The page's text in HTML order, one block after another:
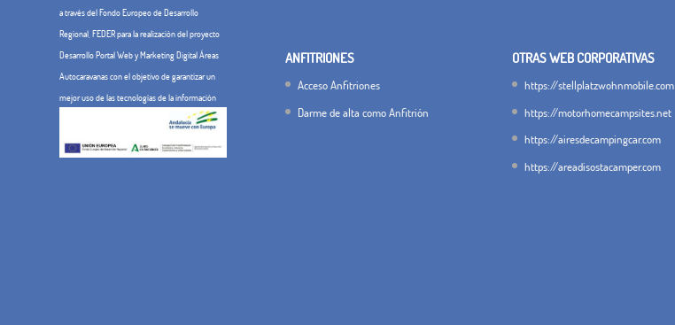
a través del Fondo Europeo de Desarrollo
Regional, FEDER para la realización del proyecto
Desarrollo Portal Web y Marketing Digital Áreas
Autocaravanas con el objetivo de garantizar un
mejor uso de las tecnologías de la información
ANFITRIONES
Acceso Anfitriones
Darme de alta como Anfitrión
OTRAS WEB CORPORATIVAS
https://stellplatzwohnmobile.com
https://motorhomecampsites.net
https://airesdecampingcar.com
https://areadisostacamper.com